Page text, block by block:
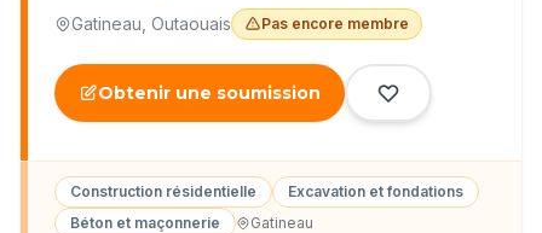
Gatineau Outaouais Pas encore membre
Obtenir une soumission
Construction résidentielle
Excavation et fondations
Béton et maçonnerie
Gatineau